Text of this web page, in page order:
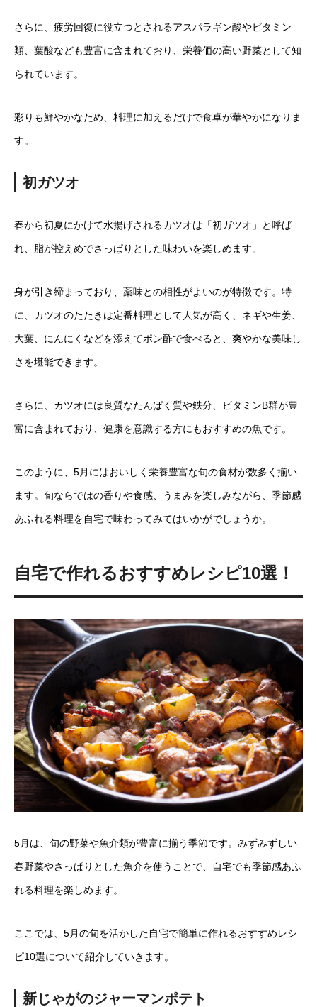
さらに、疲労回復に役立つとされるアスパラギン酸やビタミン
類、葉酸なども豊富に含まれており、栄養価の高い野菜として知
られています。
彩りも鮮やかなため、料理に加えるだけで食卓が華やかになりま
す。
初ガツオ
春から初夏にかけて水揚げされるカツオは「初ガツオ」と呼ば
れ、脂が控えめでさっぱりとした味わいを楽しめます。
身が引き締まっており、薬味との相性がよいのが特徴です。特
に、カツオのたたきは定番料理として人気が高く、ネギや生姜、
大葉、にんにくなどを添えてポン酢で食べると、爽やかな美味し
さを堪能できます。
さらに、カツオには良質なたんぱく質や鉄分、ビタミンB群が豊
富に含まれており、健康を意識する方にもおすすめの魚です。
このように、5月にはおいしく栄養豊富な旬の食材が数多く揃い
ます。旬ならではの香りや食感、うまみを楽しみながら、季節感
あふれる料理を自宅で味わってみてはいかがでしょうか。
自宅で作れるおすすめレシピ10選！
5月は、旬の野菜や魚介類が豊富に揃う季節です。みずみずしい
春野菜やさっぱりとした魚介を使うことで、自宅でも季節感あふ
れる料理を楽しめます。
ここでは、5月の旬を活かした自宅で簡単に作れるおすすめレシ
ピ10選について紹介していきます。
新じゃがのジャーマンポテト